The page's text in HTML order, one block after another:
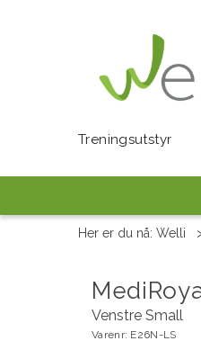
Treningsutstyr
Her er du nå: Welli
Venstre Small
Varenr: E26N-LS